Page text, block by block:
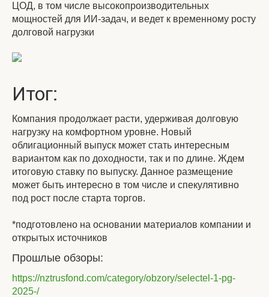
ЦОД, в том числе высокопроизводительных
мощностей для ИИ-задач, и ведет к временному росту
долговой нагрузки
Итог:
Компания продолжает расти, удерживая долговую
нагрузку на комфортном уровне. Новый
облигационный выпуск может стать интересным
вариантом как по доходности, так и по длине. Ждем
итоговую ставку по выпуску. Данное размещение
может быть интересно в том числе и спекулятивно
под рост после старта торгов.
*подготовлено на основании материалов компании и
открытых источников
Прошлые обзоры:
https://nztrusfond.com/category/obzory/selectel-1-pg-
2025-/